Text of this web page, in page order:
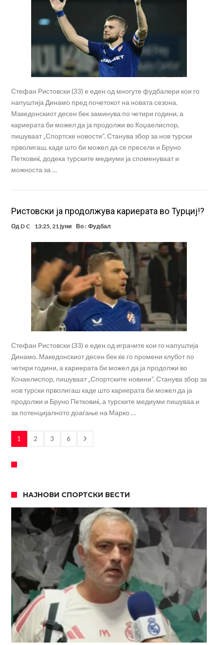
Стефан Ристовски (33) е еден од многуте фудбалери кои го
напуштија Динамо пред почетокот на новата сезона.
Македонскиот десен бек заминува по четири години, а
кариерата би можел да ја продолжи во Коџаелиспор,
пишуваат „Спортске новости“. Станува збор за нов турски
прволигаш, каде што би можел да се пресели и Бруно
Петковиќ, додека турските медиуми ја споменуваат и
можноста за …
Ристовски ја продолжува кариерата во Турциј!?
Од D C 13:25, 21 јуни Во : Фудбал
Стефан Ристовски (33) е еден од играчите кои го напуштија
Динамо. Македонскиот десен бек ќе го промени клубот по
четири години, а кариерата би можел да ја продолжи во
Кочаелиспор, пишуваат „Спортските новини“. Станува збор за
нов турски прволигаш каде што кариерата би можел да ја
продолжи и Бруно Петковиќ, а турските медиуми пишуваа и
за потенцијалното доаѓање на Марко …
1 2 3 6
НАЈНОВИ СПОРТСКИ ВЕСТИ